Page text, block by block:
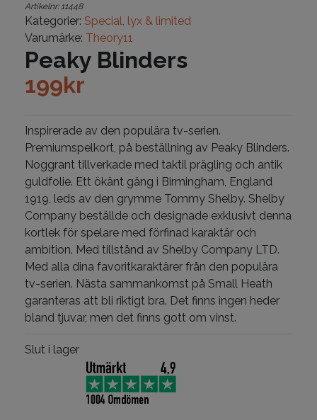
Artikelnr: 11448
Kategorier: Special, lyx & limited
Varumärke: Theory11
Peaky Blinders
199kr
Inspirerade av den populära tv-serien.
Premiumspelkort, på beställning av Peaky Blinders.
Noggrant tillverkade med taktil prägling och antik
guldfolie. Ett ökänt gäng i Birmingham, England
1919, leds av den grymme Tommy Shelby. Shelby
Company beställde och designade exklusivt denna
kortlek för spelare med förfinad karaktär och
ambition. Med tillstånd av Shelby Company LTD.
Med alla dina favoritkaraktärer från den populära
tv-serien. Nästa sammankomst på Small Heath
garanteras att bli riktigt bra. Det finns ingen heder
bland tjuvar, men det finns gott om vinst.
Slut i lager